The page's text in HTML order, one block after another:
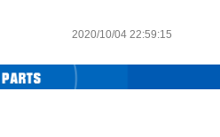
2020/10/04 22:59:15